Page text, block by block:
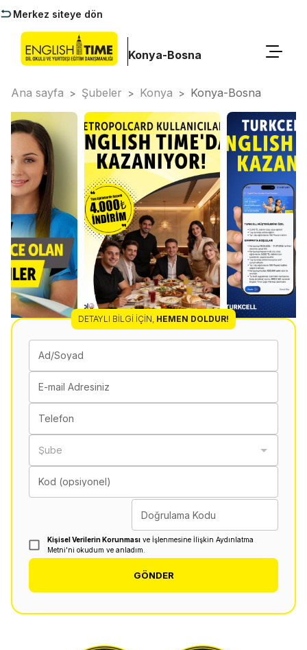
Merkez siteye dön
Konya-Bosna
Ana sayfa > Şubeler > Konya > Konya-Bosna
DETAYLI BILGI İÇIN, HEMEN DOLDUR!
Ad/Soyad
E-mail Adresiniz
Telefon
Şube
Kod (opsiyonel)
Doğrulama Kodu
Kişisel Verilerin Korunması ve İşlenmesine İlişkin Aydınlatma
Metni'ni okudum ve anladım.
GÖNDER